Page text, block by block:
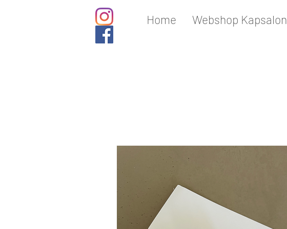
Home Webshop Kapsalon